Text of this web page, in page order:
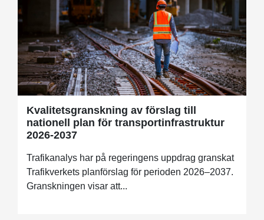
Kvalitetsgranskning av förslag till
nationell plan för transportinfrastruktur
2026-2037
Trafikanalys har på regeringens uppdrag granskat
Trafikverkets planförslag för perioden 2026–2037.
Granskningen visar att...